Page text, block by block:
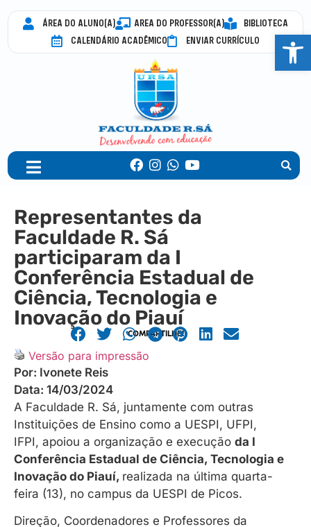
ÁREA DO ALUNO(A) AREA DO PROFESSOR(A)
BIBLIOTECA
CALENDÁRIO ACADÊMICO
ENVIAR CURRÍCULO
Representantes da
Faculdade R. Sá
participaram da I
Conferência Estadual de
Ciência, Tecnologia e
Inovação do Piauí
COMPARTILHE!
Versão para impressão
Por: Ivonete Reis
Data: 14/03/2024
A Faculdade R. Sá, juntamente com outras
Instituições de Ensino como a UESPI, UFPI,
IFPI, apoiou a organização e execução da I
Conferência Estadual de Ciência, Tecnologia e
Inovação do Piauí, realizada na última quarta-
feira (13), no campus da UESPI de Picos.
Direção, Coordenadores e Professores da
Abrir